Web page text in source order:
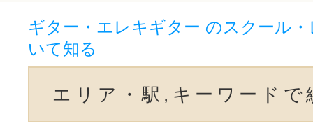
ギター・エレキギター のスクール
いて知る
エリア・駅,キーワードで